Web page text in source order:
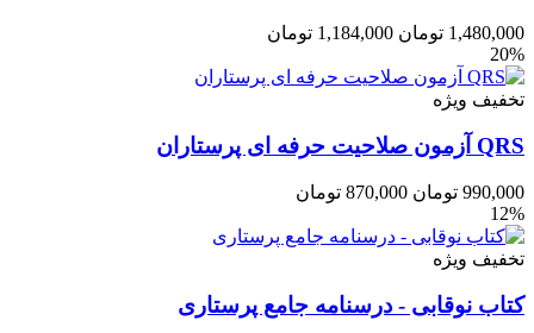
1,480,000 تومان 1,184,000 تومان
20%
تخفیف ویژه
QRS آزمون صلاحیت حرفه ای پرستاران
990,000 تومان 870,000 تومان
12%
تخفیف ویژه
کتاب نوقابی - درسنامه جامع پرستاری